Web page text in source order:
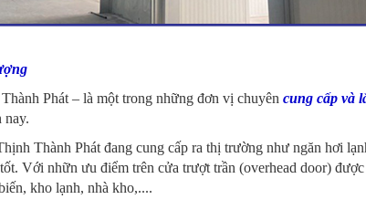
Phát – là một trong những đơn vị chuyên cung cấp và
nay.
Thành Phát đang cung cấp ra thị trường như ngăn hơi
Với nhữn ưu điểm trên cửa trượt trần (overhead door)
kho lạnh, nhà kho,....